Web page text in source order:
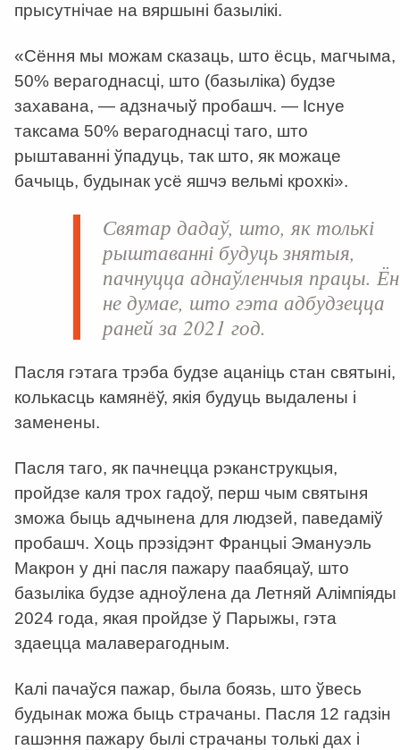
прысутнічае на вяршыні базылікі.
«Сёння мы можам сказаць, што ёсць, магчыма,
50% верагоднасці, што (базыліка) будзе
захавана, — адзначыў пробашч. — Існуе
таксама 50% верагоднасці таго, што
рыштаванні ўпадуць, так што, як можаце
бачыць, будынак усё яшчэ вельмі крохкі».
Святар дадаў, што, як толькі
рыштаванні будуць знятыя,
пачнуцца аднаўленчыя працы. Ён
не думае, што гэта адбудзецца
раней за 2021 год.
Пасля гэтага трэба будзе ацаніць стан святыні,
колькасць камянёў, якія будуць выдалены і
заменены.
Пасля таго, як пачнецца рэканструкцыя,
пройдзе каля трох гадоў, перш чым святыня
зможа быць адчынена для людзей, паведаміў
пробашч. Хоць прэзідэнт Францыі Эмануэль
Макрон у дні пасля пажару паабяцаў, што
базыліка будзе адноўлена да Летняй Алімпіяды
2024 года, якая пройдзе ў Парыжы, гэта
здаецца малаверагодным.
Калі пачаўся пажар, была боязь, што ўвесь
будынак можа быць страчаны. Пасля 12 гадзін
гашэння пажару былі страчаны толькі дах і